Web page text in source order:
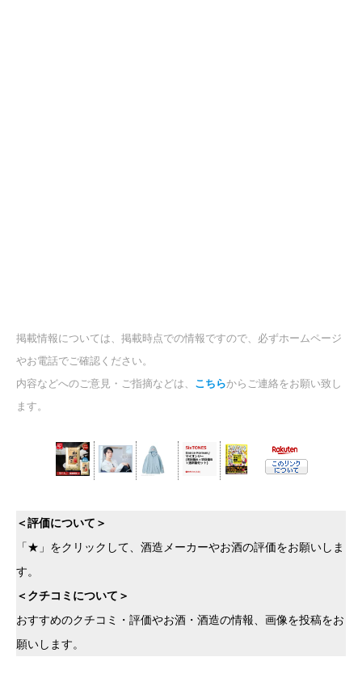
掲載情報については、掲載時点での情報ですので、必ずホームページ
やお電話でご確認ください。
内容などへのご意見・ご指摘などは、 こちらからご連絡をお願い致し
ます。
＜評価について＞
「★」をクリックして、酒造メーカーやお酒の評価をお願いしま
す。
＜クチコミについて＞
おすすめのクチコミ・評価やお酒・酒造の情報、画像を投稿をお
願いします。